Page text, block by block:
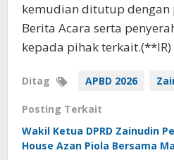
kemudian ditutup dengan
Berita Acara serta
kepada pihak terkait.(**IR)
Ditag APBD 2026
Posting Terkait
Wakil Ketua DPRD Zainudin
House Azan Piola Bersama